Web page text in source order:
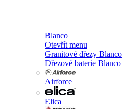
Blanco
Otevřít menu
Granitové dřezy Blanco
Dřezové baterie Blanco
Airforce
Elica